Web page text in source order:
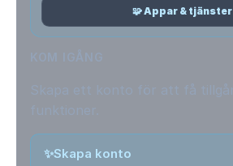
🧩 Appar & tjänster
✨Skapa konto